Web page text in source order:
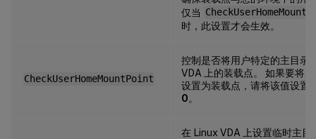
仅当
时，此设置才会生效。
CheckUserHomeMountPoint
控制是否将用户特定的主目录
VDA 上的装载点。 如果要将
设置为装载点，请将该值设置
0。
在 Linux VDA 上设置临时主目